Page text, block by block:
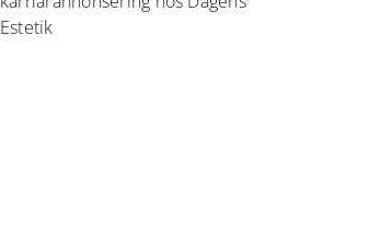
Estetik